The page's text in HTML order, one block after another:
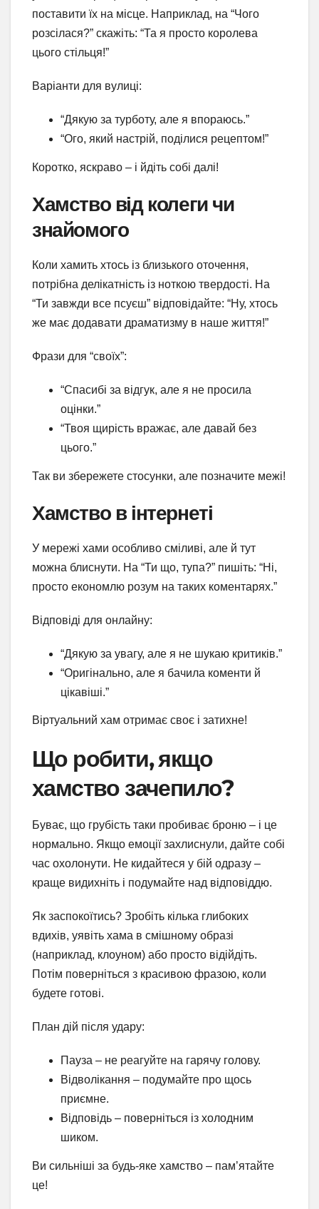
поставити їх на місце. Наприклад, на “Чого
розсілася?” скажіть: “Та я просто королева
цього стільця!”
Варіанти для вулиці:
“Дякую за турботу, але я впораюсь.”
“Ого, який настрій, поділися рецептом!”
Коротко, яскраво – і йдіть собі далі!
Хамство від колеги чи
знайомого
Коли хамить хтось із близького оточення,
потрібна делікатність із ноткою твердості. На
“Ти завжди все псуєш” відповідайте: “Ну, хтось
же має додавати драматизму в наше життя!”
Фрази для “своїх”:
“Спасибі за відгук, але я не просила
оцінки.”
“Твоя щирість вражає, але давай без
цього.”
Так ви збережете стосунки, але позначите межі!
Хамство в інтернеті
У мережі хами особливо сміливі, але й тут
можна блиснути. На “Ти що, тупа?” пишіть: “Ні,
просто економлю розум на таких коментарях.”
Відповіді для онлайну:
“Дякую за увагу, але я не шукаю критиків.”
“Оригінально, але я бачила коменти й
цікавіші.”
Віртуальний хам отримає своє і затихне!
Що робити, якщо
хамство зачепило?
Буває, що грубість таки пробиває броню – і це
нормально. Якщо емоції захлиснули, дайте собі
час охолонути. Не кидайтеся у бій одразу –
краще видихніть і подумайте над відповіддю.
Як заспокоїтись? Зробіть кілька глибоких
вдихів, уявіть хама в смішному образі
(наприклад, клоуном) або просто відійдіть.
Потім поверніться з красивою фразою, коли
будете готові.
План дій після удару:
Пауза – не реагуйте на гарячу голову.
Відволікання – подумайте про щось
приємне.
Відповідь – поверніться із холодним
шиком.
Ви сильніші за будь-яке хамство – пам’ятайте
це!